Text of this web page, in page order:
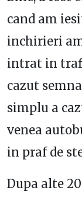
cand am
inchirieri
intrat in
cazut
simplu a
venea
in praf de
Dupa alte